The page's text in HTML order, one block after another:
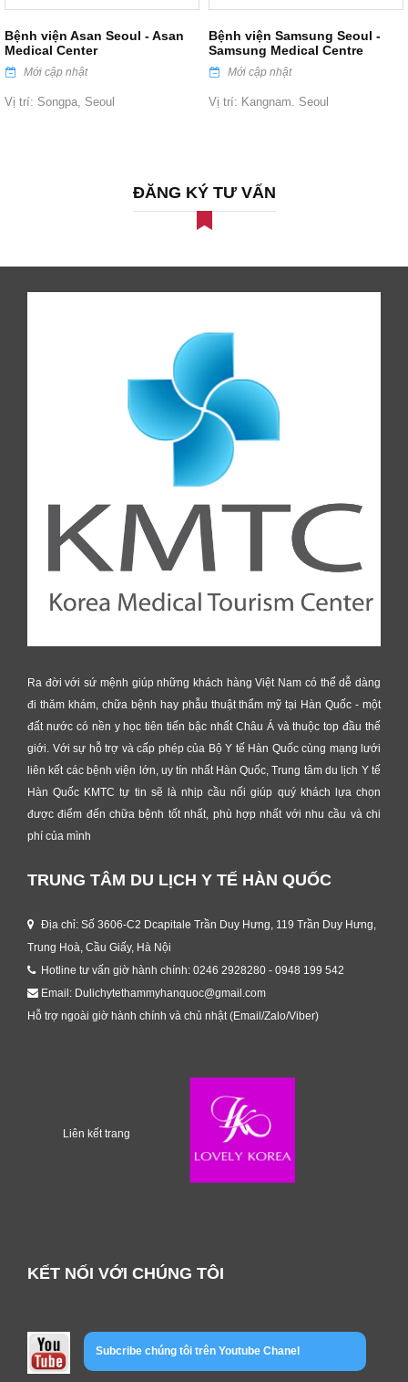
Bệnh viện Asan Seoul - Asan
Medical Center
Mới cập nhật
Vị trí: Songpa, Seoul
Bệnh viện Samsung Seoul -
Samsung Medical Centre
Mới cập nhật
Vị trí: Kangnam. Seoul
ĐĂNG KÝ TƯ VẤN
Ra đời với sứ mệnh giúp những khách hàng Việt Nam có thể dễ dàng
đi thăm khám, chữa bệnh hay phẫu thuật thẩm mỹ tại Hàn Quốc - một
đất nước có nền y học tiên tiến bậc nhất Châu Á và thuộc top đầu thế
giới. Với sự hỗ trợ và cấp phép của Bộ Y tế Hàn Quốc cùng mạng lưới
liên kết các bệnh viện lớn, uy tín nhất Hàn Quốc, Trung tâm du lịch Y tế
Hàn Quốc KMTC tự tin sẽ là nhịp cầu nối giúp quý khách lựa chọn
được điểm đến chữa bệnh tốt nhất, phù hợp nhất với nhu cầu và chi
phí của mình
TRUNG TÂM DU LỊCH Y TẾ HÀN QUỐC
Địa chỉ: Số 3606-C2 Dcapitale Trần Duy Hưng, 119 Trần Duy Hưng,
Trung Hoà, Cầu Giấy, Hà Nội
Hotline tư vấn giờ hành chính: 0246 2928280 - 0948 199 542
Email: Dulichytethammyhanquoc@gmail.com
Hỗ trợ ngoài giờ hành chính và chủ nhật (Email/Zalo/Viber)
Liên kết trang
KẾT NỐI VỚI CHÚNG TÔI
Subcribe chúng tôi trên Youtube Chanel